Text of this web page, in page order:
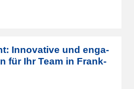
Inno­va­tive und enga­
für Ihr Team in Frank­